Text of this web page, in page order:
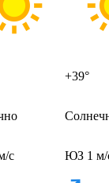
+39°
с ЮЗ 1 м/